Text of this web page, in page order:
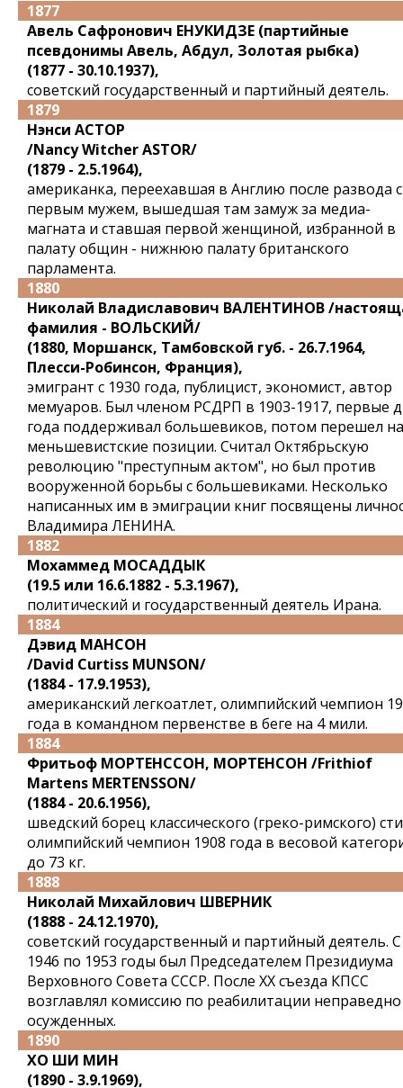
1877
Авель Сафронович ЕНУКИДЗЕ (партийные
псевдонимы Авель, Абдул, Золотая рыбка)
(1877 - 30.10.1937),
советский государственный и партийный деятель.
1879
Нэнси АСТОР
/Nancy Witcher ASTOR/
(1879 - 2.5.1964),
американка, переехавшая в Англию после развода с
первым мужем, вышедшая там замуж за медиа-
магната и ставшая первой женщиной, избранной в
палату общин - нижнюю палату британского
парламента.
1880
Николай Владиславович ВАЛЕНТИНОВ /
фамилия - ВОЛЬСКИЙ/
(1880, Моршанск, Тамбовской губ. - 26.7.1964,
Плесси-Робинсон, Франция),
эмигрант с 1930 года, публицист, экономист, автор
мемуаров. Был членом РСДРП в 1903-1917, первые
года поддерживал большевиков, потом перешел на
меньшевистские позиции. Считал Октябрьскую
революцию "преступным актом", но был против
вооруженной борьбы с большевиками. Несколько
написанных им в эмиграции книг посвящены
Владимира ЛЕНИНА.
1882
Мохаммед МОСАДДЫК
(19.5 или 16.6.1882 - 5.3.1967),
политический и государственный деятель Ирана.
1884
Дэвид МАНСОН
/David Curtiss MUNSON/
(1884 - 17.9.1953),
американский легкоатлет, олимпийский чемпион
года в командном первенстве в беге на 4 мили.
1884
Фритьоф МОРТЕНССОН, МОРТЕНСОН /Frithiof
Martens MЕRTENSSON/
(1884 - 20.6.1956),
шведский борец классического (греко-римского)
олимпийский чемпион 1908 года в весовой
до 73 кг.
1888
Николай Михайлович ШВЕРНИК
(1888 - 24.12.1970),
советский государственный и партийный деятель. С
1946 по 1953 годы был Председателем Президиума
Верховного Совета СССР. После XX съезда КПСС
возглавлял комиссию по реабилитации неправедно
осужденных.
1890
ХО ШИ МИН
(1890 - 3.9.1969),